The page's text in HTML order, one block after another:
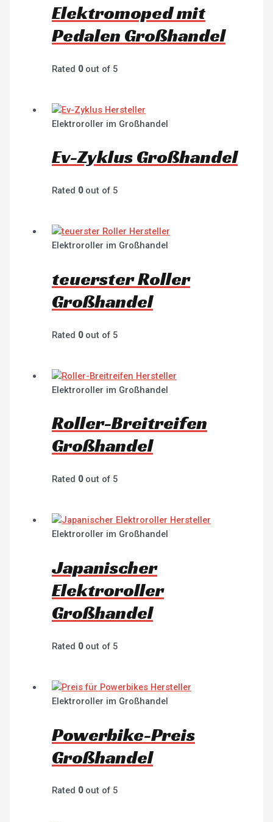
Elektromoped mit
Pedalen Großhandel
Rated 0out of 5
Elektroroller im Großhandel
Ev-Zyklus Großhandel
Rated 0out of 5
Elektroroller im Großhandel
teuerster Roller
Großhandel
Rated 0out of 5
Elektroroller im Großhandel
Roller-Breitreifen
Großhandel
Rated 0out of 5
Elektroroller im Großhandel
Japanischer
Elektroroller
Großhandel
Rated 0out of 5
Elektroroller im Großhandel
Powerbike-Preis
Großhandel
Rated 0out of 5